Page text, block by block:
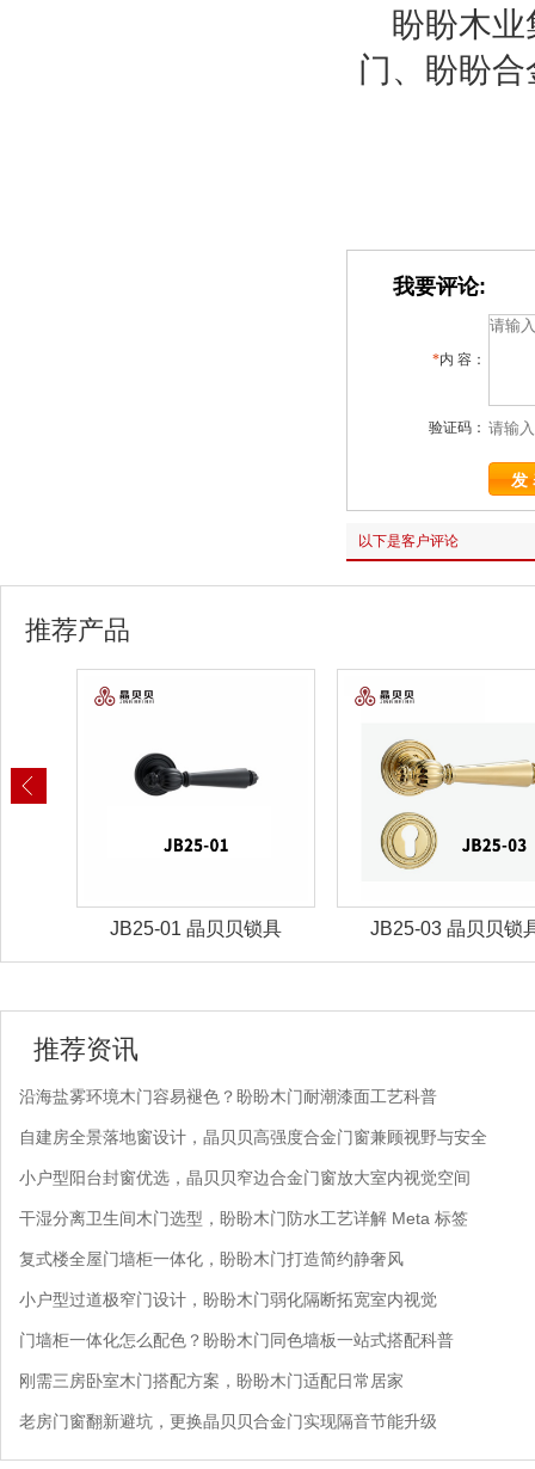
盼盼木
门、盼盼
我要评论:
*内 容：
验证码：
以下是客户评论
推荐产品
JB25-01 晶贝贝锁具 JB25-03 晶贝贝锁
推荐资讯
沿海盐雾环境木门容易褪色？盼盼木门耐潮漆面工艺科普
自建房全景落地窗设计，晶贝贝高强度合金门窗兼顾视野与安全
小户型阳台封窗优选，晶贝贝窄边合金门窗放大室内视觉空间
干湿分离卫生间木门选型，盼盼木门防水工艺详解 Meta 标签
复式楼全屋门墙柜一体化，盼盼木门打造简约静奢风
小户型过道极窄门设计，盼盼木门弱化隔断拓宽室内视觉
门墙柜一体化怎么配色？盼盼木门同色墙板一站式搭配科普
刚需三房卧室木门搭配方案，盼盼木门适配日常居家
老房门窗翻新避坑，更换晶贝贝合金门实现隔音节能升级